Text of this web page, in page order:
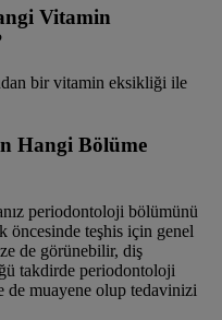
Vitamin
bir vitamin eksikliği ile
Hangi Bölüme
periodontoloji bölümünü
öncesinde teşhis için genel
de görünebilir, diş
takdirde periodontoloji
de muayene olup tedavinizi